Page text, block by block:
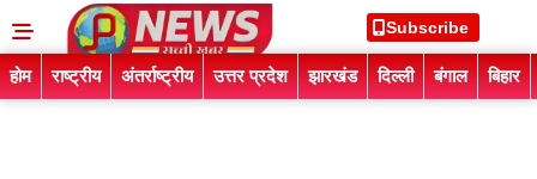
Subscribe
होम राष्ट्रीय अंतर्राष्ट्रीय उत्तर प्रदेश झारखंड दिल्ली बंगाल बिहार